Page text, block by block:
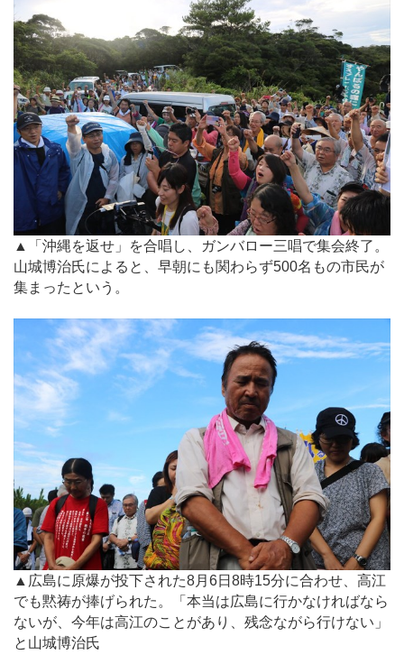
▲「沖縄を返せ」を合唱し、ガンバロー三唱で集会終了。
山城博治氏によると、早朝にも関わらず500名もの市民が
集まったという。
▲広島に原爆が投下された8月6日8時15分に合わせ、高江
でも黙祷が捧げられた。「本当は広島に行かなければなら
ないが、今年は高江のことがあり、残念ながら行けない」
と山城博治氏